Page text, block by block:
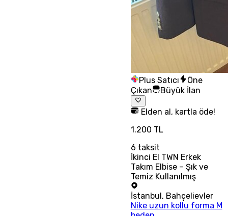
Plus Satıcı
Öne
Çıkan
Büyük İlan
Elden al, kartla öde!
1.200 TL
6 taksit
İkinci El TWN Erkek
Takım Elbise – Şık ve
Temiz Kullanılmış
İstanbul, Bahçelievler
Nike uzun kollu forma M